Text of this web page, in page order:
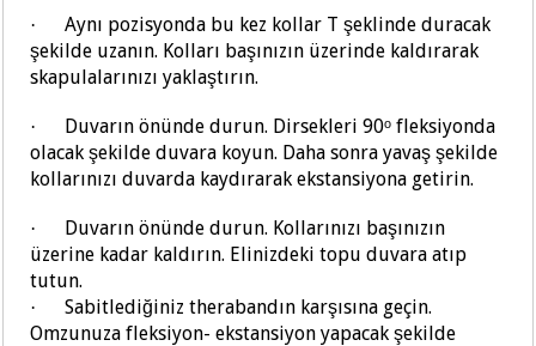
·
Aynı pozisyonda bu kez kollar T şeklinde duracak
şekilde uzanın. Kolları başınızın üzerinde kaldırarak
skapulalarınızı yaklaştırın.
·
Duvarın önünde durun. Dirsekleri 90ᵒ fleksiyonda
olacak şekilde duvara koyun. Daha sonra yavaş şekilde
kollarınızı duvarda kaydırarak ekstansiyona getirin.
·
Duvarın önünde durun. Kollarınızı başınızın
üzerine kadar kaldırın. Elinizdeki topu duvara atıp
tutun.
·
Sabitlediğiniz therabandın karşısına geçin.
Omzunuza fleksiyon- ekstansiyon yapacak şekilde